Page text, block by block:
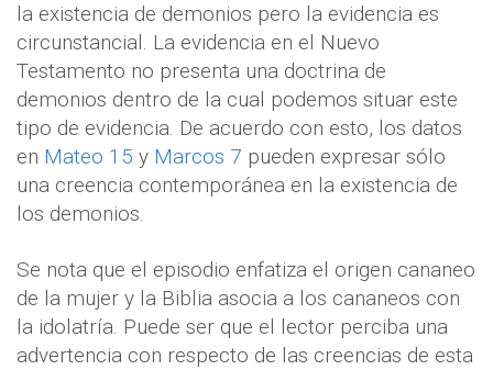
la existencia de demonios pero la evidencia es
circunstancial. La evidencia en el Nuevo
Testamento no presenta una doctrina de
demonios dentro de la cual podemos situar este
tipo de evidencia. De acuerdo con esto, los datos
en Mateo 15 y Marcos 7 pueden expresar sólo
una creencia contemporánea en la existencia de
los demonios.
Se nota que el episodio enfatiza el origen cananeo
de la mujer y la Biblia asocia a los cananeos con
la idolatría. Puede ser que el lector perciba una
advertencia con respecto de las creencias de esta